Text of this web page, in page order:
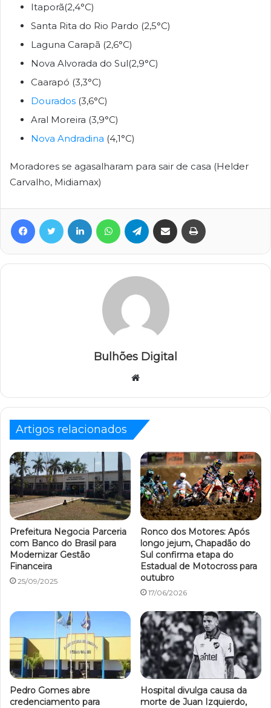
Itaporã(2,4°C)
Santa Rita do Rio Pardo (2,5°C)
Laguna Carapã (2,6°C)
Nova Alvorada do Sul(2,9°C)
Caarapó (3,3°C)
Dourados (3,6°C)
Aral Moreira (3,9°C)
Nova Andradina (4,1°C)
Moradores se agasalharam para sair de casa (Helder
Carvalho, Midiamax)
FacebookTwitter Linkedin WhatsAppTelegramCompartilhar via e-mail
Bulhões Digital
Website
Artigos relacionados
Prefeitura Negocia Parceria
com Banco do Brasil para
Modernizar Gestão
Financeira
25/09/2025
Ronco dos Motores: Após
longo jejum, Chapadão do
Sul confirma etapa do
Estadual de Motocross para
outubro
17/06/2026
Pedro Gomes abre
credenciamento para
Hospital divulga causa da
morte de Juan Izquierdo,